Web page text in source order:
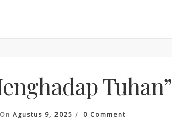
Tuhan”
On Agustus 9, 2025 0 Comment